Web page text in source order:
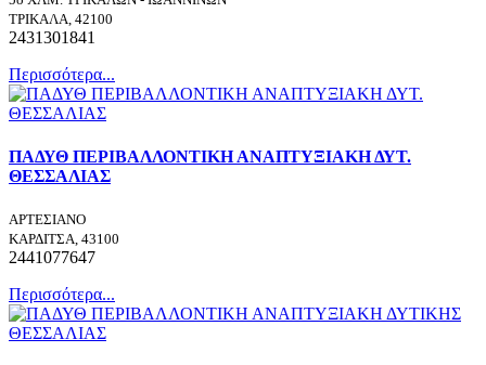
ΤΡΙΚΑΛΑ, 42100
2431301841
Περισσότερα...
ΠΑΔΥΘ ΠΕΡΙΒΑΛΛΟΝΤΙΚΗ ΑΝΑΠΤΥΞΙΑΚΗ ΔΥΤ.
ΘΕΣΣΑΛΙΑΣ
ΑΡΤΕΣΙΑΝΟ
ΚΑΡΔΙΤΣΑ, 43100
2441077647
Περισσότερα...